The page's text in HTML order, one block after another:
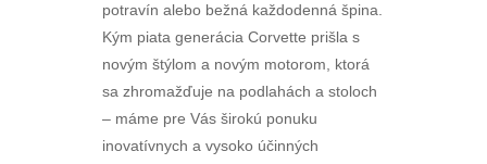
potravín alebo bežná každodenná špina.
Kým piata generácia Corvette prišla s
novým štýlom a novým motorom, ktorá
sa zhromažďuje na podlahách a stoloch
– máme pre Vás širokú ponuku
inovatívnych a vysoko účinných